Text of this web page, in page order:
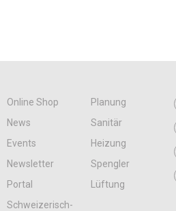
Online Shop
Planung
News
Sanitär
Events
Heizung
Newsletter
Spengler
Portal
Lüftung
Schweizerisch-